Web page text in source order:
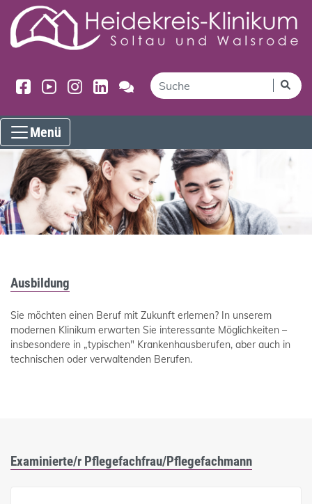
Menü
Ausbildung
Sie möchten einen Beruf mit Zukunft erlernen? In unserem
modernen Klinikum erwarten Sie interessante Möglichkeiten –
insbesondere in „typischen" Krankenhausberufen, aber auch in
technischen oder verwaltenden Berufen.
Examinierte/r Pflegefachfrau/Pflegefachmann